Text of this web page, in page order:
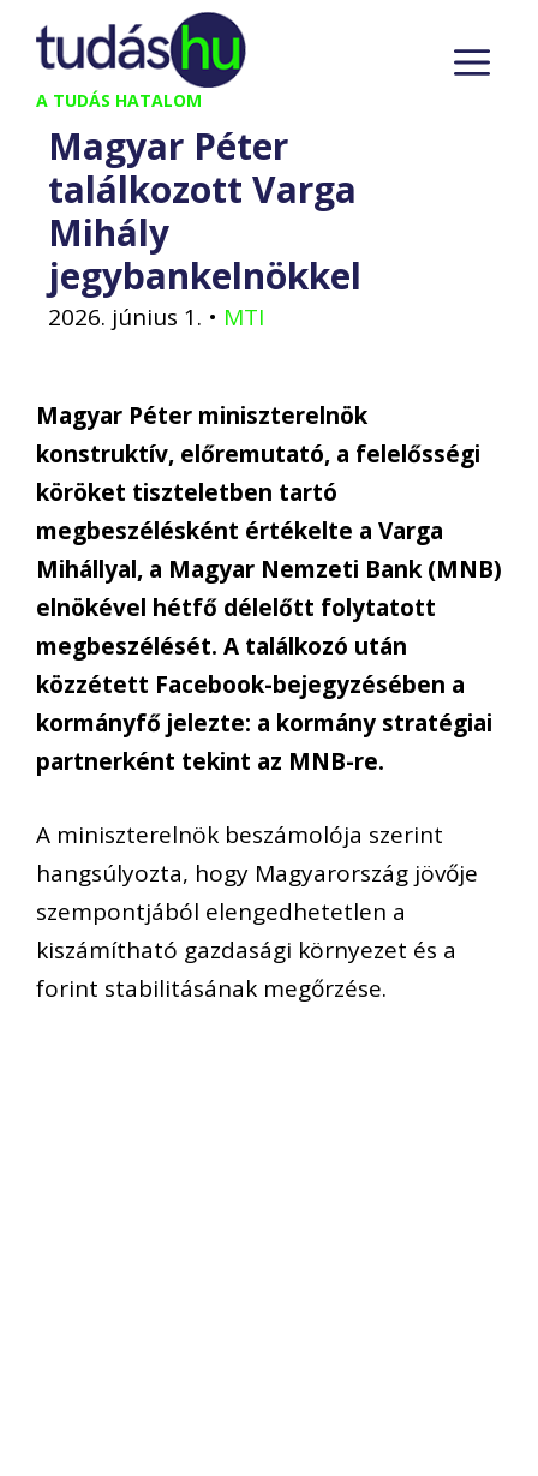
Kilépés
tartalomba
A TUDÁS HATALOM
Magyar Péter
találkozott Varga
Mihály
jegybankelnökkel
2026. június 1. • MTI
Magyar Péter miniszterelnök
konstruktív, előremutató, a felelősségi
köröket tiszteletben tartó
megbeszélésként értékelte a Varga
Mihállyal, a Magyar Nemzeti Bank (MNB)
elnökével hétfő délelőtt folytatott
megbeszélését. A találkozó után
közzétett Facebook-bejegyzésében a
kormányfő jelezte: a kormány stratégiai
partnerként tekint az MNB-re.
A miniszterelnök beszámolója szerint
hangsúlyozta, hogy Magyarország jövője
szempontjából elengedhetetlen a
kiszámítható gazdasági környezet és a
forint stabilitásának megőrzése.